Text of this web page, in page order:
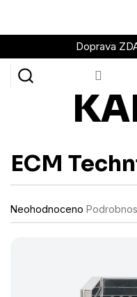
obsah
Doprava
ECM
Průměrné
hodnocení
Neohodnoceno